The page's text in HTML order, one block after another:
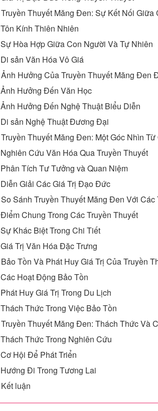
Truyền Thuyết Măng Đen: Sự Kết Nối
Tôn Kính Thiên Nhiên
Sự Hòa Hợp Giữa Con Người Và Tự Nhiên
Di sản Văn Hóa Vô Giá
Ảnh Hưởng Của Truyền Thuyết Măng Đen
Ảnh Hưởng Đến Văn Học
Ảnh Hưởng Đến Nghệ Thuật Biểu Diễn
Di sản Nghệ Thuật Đương Đại
Truyền Thuyết Măng Đen: Một Góc Nhìn
Nghiên Cứu Văn Hóa Qua Truyền Thuyết
Phân Tích Tư Tưởng và Quan Niệm
Diễn Giải Các Giá Trị Đạo Đức
So Sánh Truyền Thuyết Măng Đen Với
Điểm Chung Trong Các Truyền Thuyết
Sự Khác Biệt Trong Chi Tiết
Giá Trị Văn Hóa Đặc Trưng
Bảo Tồn Và Phát Huy Giá Trị Của Truyền
Các Hoạt Động Bảo Tồn
Phát Huy Giá Trị Trong Du Lịch
Thách Thức Trong Việc Bảo Tồn
Truyền Thuyết Măng Đen: Thách Thức Và
Thách Thức Trong Nghiên Cứu
Cơ Hội Để Phát Triển
Hướng Đi Trong Tương Lai
Kết luận